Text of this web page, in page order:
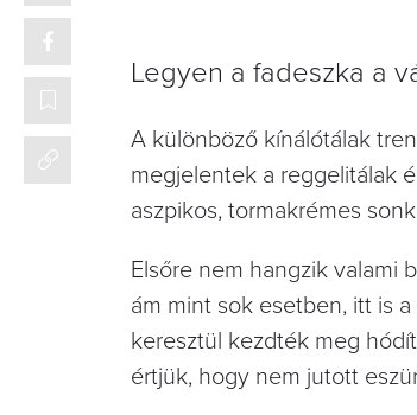
Legyen a fadeszka a
A különböző kínálótálak
megjelentek a reggelitálak
aszpikos, tormakrémes
Elsőre nem hangzik valami
ám mint sok esetben, itt is
keresztül kezdték meg
értjük, hogy nem jutott